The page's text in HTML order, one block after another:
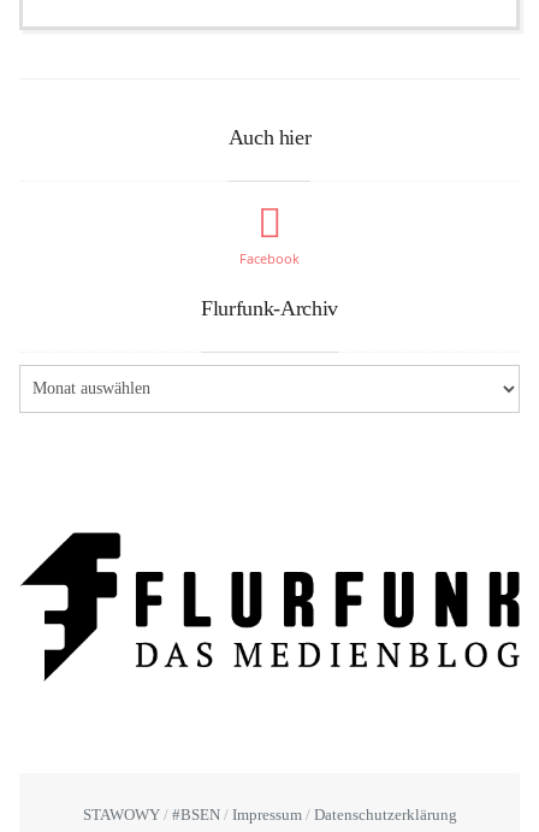
Auch hier
Facebook
Flurfunk-Archiv
STAWOWY #BSEN Impressum
Datenschutzerklärung